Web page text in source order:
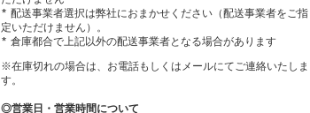
* 配送事業者選択は弊社におまかせください（配送事業者をご指
定いただけません）。
* 倉庫都合で上記以外の配送事業者となる場合があります
※在庫切れの場合は、お電話もしくはメールにてご連絡いたしま
す。
◎営業日・営業時間について